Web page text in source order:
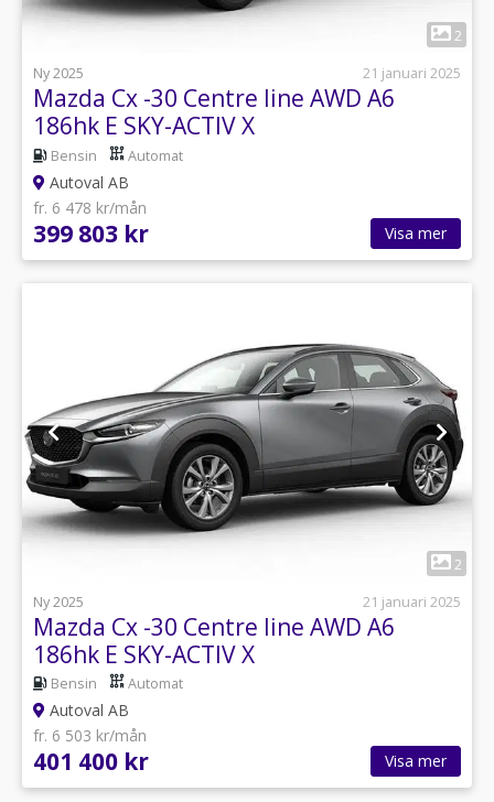
1
2
Ny 2025
21 januari 2025
Mazda Cx -30 Centre line AWD A6
186hk E SKY-ACTIV X
Bensin Automat
Autoval AB
fr. 6 478 kr/mån
399 803 kr Visa mer
2
Ny 2025
21 januari 2025
Mazda Cx -30 Centre line AWD A6
186hk E SKY-ACTIV X
Bensin Automat
Autoval AB
fr. 6 503 kr/mån
401 400 kr Visa mer